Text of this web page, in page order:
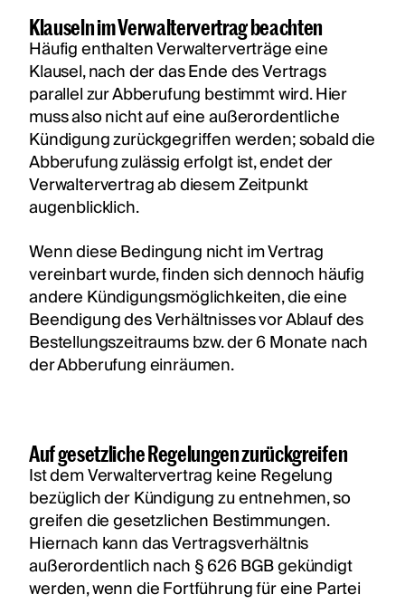
Klauseln im Verwaltervertrag beachten
Häufig enthalten Verwalterverträge eine
Klausel, nach der das Ende des Vertrags
parallel zur Abberufung bestimmt wird. Hier
muss also nicht auf eine außerordentliche
Kündigung zurückgegriffen werden; sobald die
Abberufung zulässig erfolgt ist, endet der
Verwaltervertrag ab diesem Zeitpunkt
augenblicklich.
Wenn diese Bedingung nicht im Vertrag
vereinbart wurde, finden sich dennoch häufig
andere Kündigungsmöglichkeiten, die eine
Beendigung des Verhältnisses vor Ablauf des
Bestellungszeitraums bzw. der 6 Monate nach
der Abberufung einräumen.
Auf gesetzliche Regelungen zurückgreifen
Ist dem Verwaltervertrag keine Regelung
bezüglich der Kündigung zu entnehmen, so
greifen die gesetzlichen Bestimmungen.
Hiernach kann das Vertragsverhältnis
außerordentlich nach § 626 BGB gekündigt
werden, wenn die Fortführung für eine Partei